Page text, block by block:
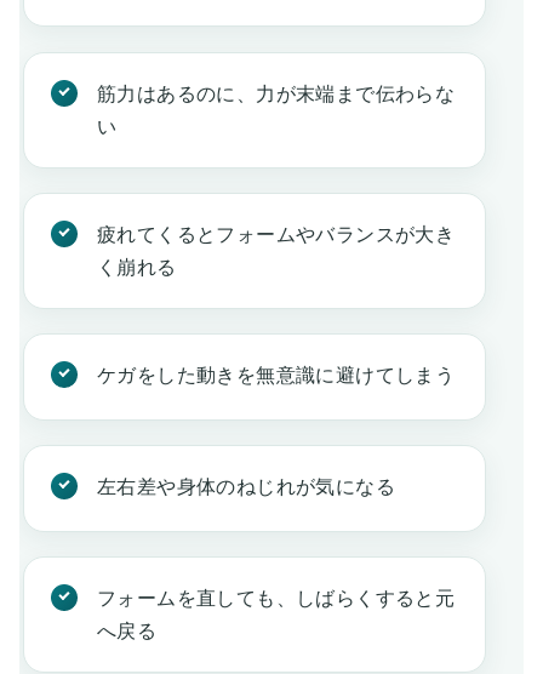
筋力はあるのに、力が末端まで伝わらな
い
疲れてくるとフォームやバランスが大き
く崩れる
ケガをした動きを無意識に避けてしまう
左右差や身体のねじれが気になる
フォームを直しても、しばらくすると元
へ戻る